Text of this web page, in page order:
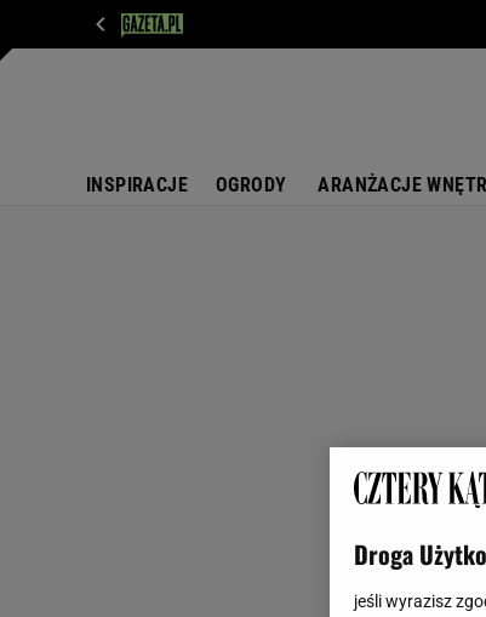
INSPIRACJE OGRODY ARANŻACJE
Droga
jeśli wyrazisz